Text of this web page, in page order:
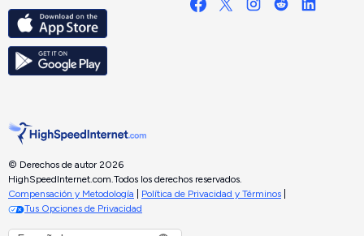
© Derechos de autor 2026
HighSpeedInternet.com. Todos los derechos reservados.
Compensación y Metodología
Política de Privacidad y Términos
Tus Opciones de Privacidad